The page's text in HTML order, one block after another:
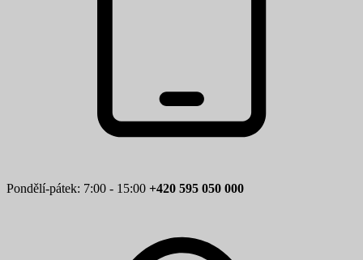
Pondělí-pátek: 7:00 - 15:00 +420 595 050 000